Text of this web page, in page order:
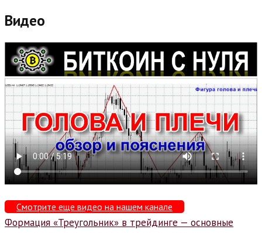
Видео
Смотрите еще видео на нашем канале
Навигация
Формация «Треугольник» в трейдинге — основные